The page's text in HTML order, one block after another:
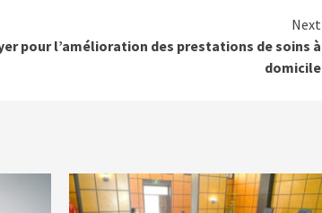
Next
pour l’amélioration des prestations de soins à
domicile